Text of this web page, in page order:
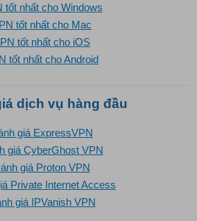
tốt nhất cho Windows
tốt nhất cho Mac
tốt nhất cho iOS
tốt nhất cho Android
dịch vụ hàng đầu
giá ExpressVPN
giá CyberGhost VPN
giá Proton VPN
Private Internet Access
giá IPVanish VPN